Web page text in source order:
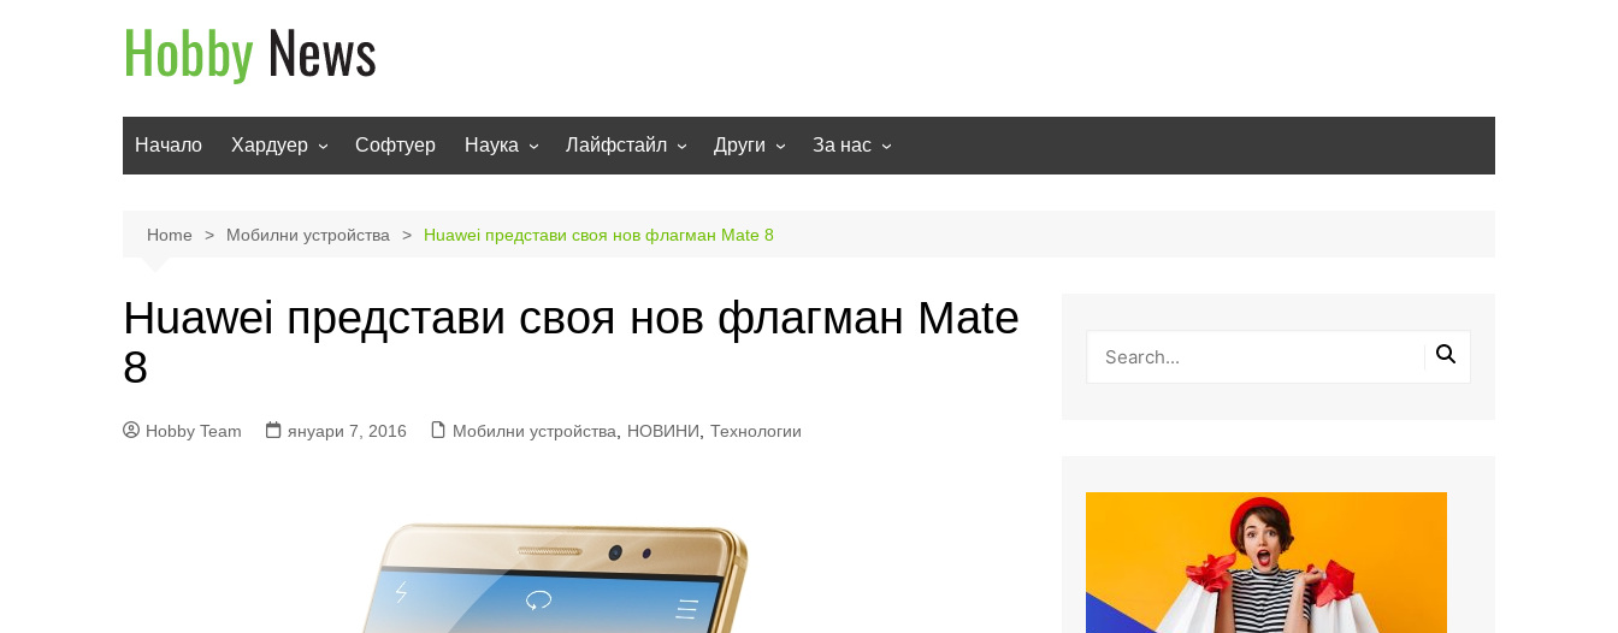
Начало Хардуер
Телевизори
Фото и видео
Софтуер Наука
Роботи
Лайфстайл
Игри
Осветление
Бизнес
Други
СТАТИИ
Помощна информация
За нас
Home Мобилни устройства Huawei представи своя нов флагман Mate 8
Huawei представи своя нов флагман Mate
8
Hobby Team януари 7, 2016 Мобилни устройства НОВИНИ Технологии